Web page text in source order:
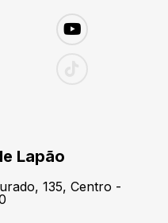
Lapão
135, Centro -